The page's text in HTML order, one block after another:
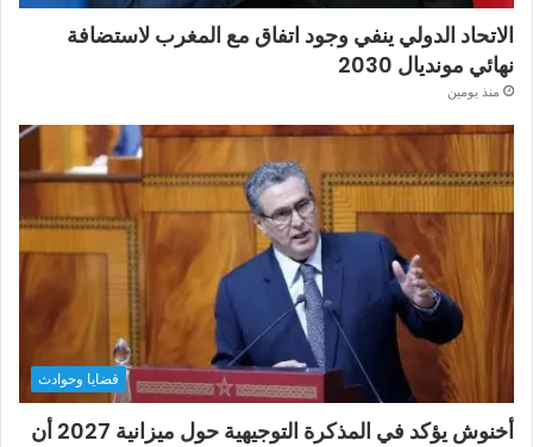
الاتحاد الدولي ينفي وجود اتفاق مع المغرب لاستضافة
نهائي مونديال 2030
منذ يومين
قضايا وحوادث
أخنوش يؤكد في المذكرة التوجيهية حول ميزانية 2027 أن